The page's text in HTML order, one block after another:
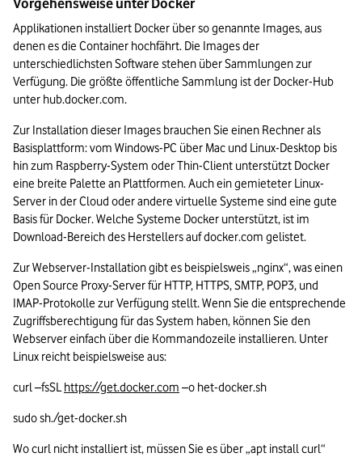
Vorgehensweise unter Docker
Applikationen installiert Docker über so genannte Images, aus
denen es die Container hochfährt. Die Images der
unterschiedlichsten Software stehen über Sammlungen zur
Verfügung. Die größte öffentliche Sammlung ist der Docker-Hub
unter hub.docker.com.
Zur Installation dieser Images brauchen Sie einen Rechner als
Basisplattform: vom Windows-PC über Mac und Linux-Desktop bis
hin zum Raspberry-System oder Thin-Client unterstützt Docker
eine breite Palette an Plattformen. Auch ein gemieteter Linux-
Server in der Cloud oder andere virtuelle Systeme sind eine gute
Basis für Docker. Welche Systeme Docker unterstützt, ist im
Download-Bereich des Herstellers auf docker.com gelistet.
Zur Webserver-Installation gibt es beispielsweis „nginx“, was einen
Open Source Proxy-Server für HTTP, HTTPS, SMTP, POP3, und
IMAP-Protokolle zur Verfügung stellt. Wenn Sie die entsprechende
Zugriffsberechtigung für das System haben, können Sie den
Webserver einfach über die Kommandozeile installieren. Unter
Linux reicht beispielsweise aus:
curl –fsSL https://get.docker.com –o het-docker.sh
sudo sh./get-docker.sh
Wo curl nicht installiert ist, müssen Sie es über „apt install curl“